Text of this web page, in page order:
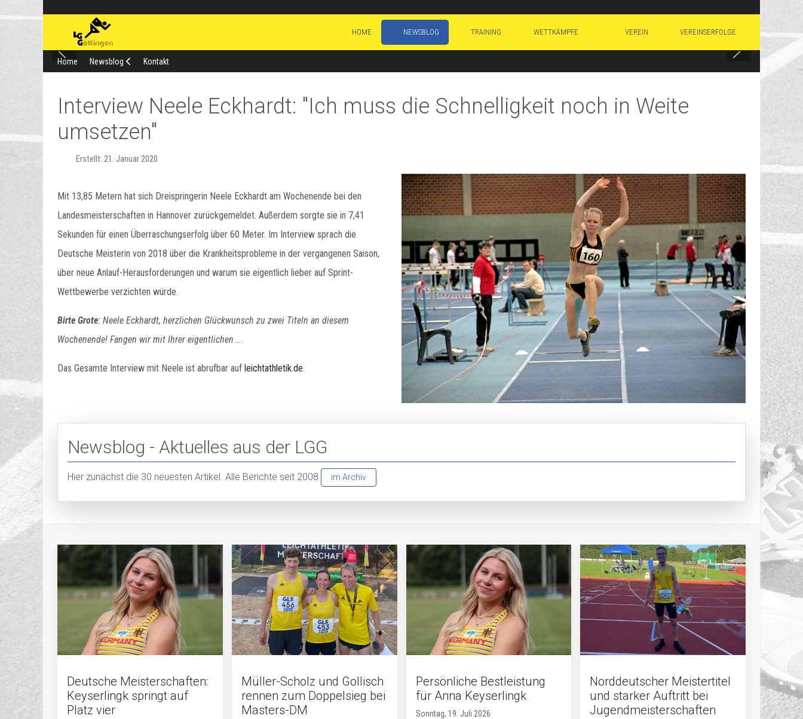
HOME NEWSBLOG TRAINING WETTKÄMPFE VEREIN VEREINSERFOLGE
Home Newsblog Kontakt
Interview Neele Eckhardt: "Ich muss die Schnelligkeit noch in Weite
umsetzen"
Erstellt: 21. Januar 2020
Mit 13,85 Metern hat sich Dreispringerin Neele Eckhardt am Wochenende bei den
Landesmeisterschaften in Hannover zurückgemeldet. Außerdem sorgte sie in 7,41
Sekunden für einen Überraschungserfolg über 60 Meter. Im Interview sprach die
Deutsche Meisterin von 2018 über die Krankheitsprobleme in der vergangenen Saison,
über neue Anlauf-Herausforderungen und warum sie eigentlich lieber auf Sprint-
Wettbewerbe verzichten würde.
Birte Grote: Neele Eckhardt, herzlichen Glückwunsch zu zwei Titeln an diesem
Wochenende! Fangen wir mit Ihrer eigentlichen ...
Das Gesamte Interview mit Neele ist abrufbar auf leichtathletik.de.
Newsblog - Aktuelles aus der LGG
Hier zunächst die 30 neuesten Artikel. Alle Berichte seit 2008 im Archiv
Deutsche Meisterschaften:
Keyserlingk springt auf
Platz vier
Müller-Scholz und Gollisch
rennen zum Doppelsieg bei
Masters-DM
Persönliche Bestleistung
für Anna Keyserlingk
Sonntag, 19. Juli 2026
Norddeutscher Meistertitel
und starker Auftritt bei
Jugendmeisterschaften